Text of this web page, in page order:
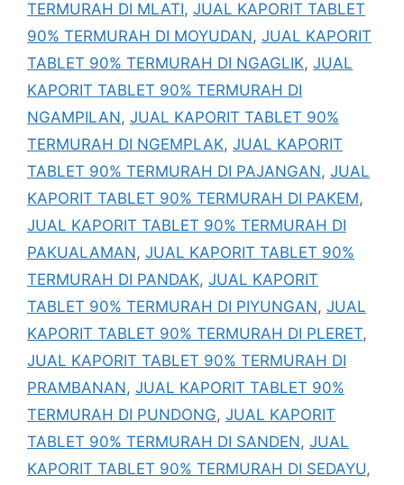
TERMURAH DI MLATI, JUAL KAPORIT TABLET
90% TERMURAH DI MOYUDAN, JUAL KAPORIT
TABLET 90% TERMURAH DI NGAGLIK, JUAL
KAPORIT TABLET 90% TERMURAH DI
NGAMPILAN, JUAL KAPORIT TABLET 90%
TERMURAH DI NGEMPLAK, JUAL KAPORIT
TABLET 90% TERMURAH DI PAJANGAN, JUAL
KAPORIT TABLET 90% TERMURAH DI PAKEM,
JUAL KAPORIT TABLET 90% TERMURAH DI
PAKUALAMAN, JUAL KAPORIT TABLET 90%
TERMURAH DI PANDAK, JUAL KAPORIT
TABLET 90% TERMURAH DI PIYUNGAN, JUAL
KAPORIT TABLET 90% TERMURAH DI PLERET,
JUAL KAPORIT TABLET 90% TERMURAH DI
PRAMBANAN, JUAL KAPORIT TABLET 90%
TERMURAH DI PUNDONG, JUAL KAPORIT
TABLET 90% TERMURAH DI SANDEN, JUAL
KAPORIT TABLET 90% TERMURAH DI SEDAYU,